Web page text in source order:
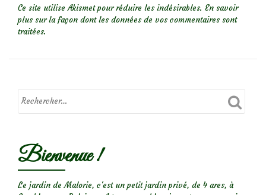
Ce site utilise Akismet pour réduire les indésirables. En savoir
plus sur la façon dont les données de vos commentaires sont
traitées.
Bienvenue !
Le jardin de Malorie, c'est un petit jardin privé, de 4 ares, à